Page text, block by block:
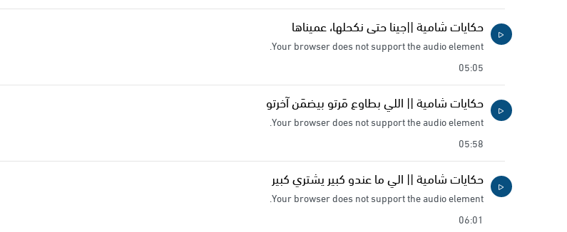
حكايات شامية ||جينا حتى نكحلها، عميناها
Your browser does not support the audio element.
05:05
حكايات شامية || اللي بطاوع مَرتو بيضمَن آخرتو
Your browser does not support the audio element.
05:58
حكايات شامية || الي ما عندو كبير يشتري كبير
Your browser does not support the audio element.
06:01